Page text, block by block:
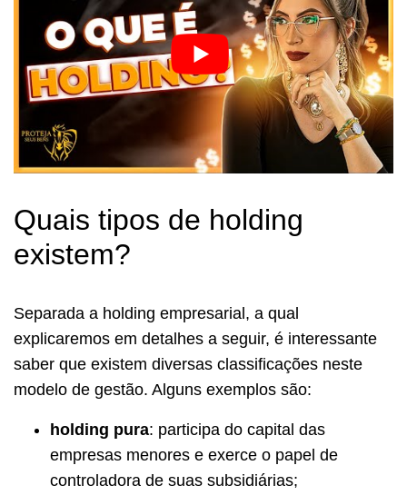
Quais tipos de holding
existem?
Separada a holding empresarial, a qual
explicaremos em detalhes a seguir, é interessante
saber que existem diversas classificações neste
modelo de gestão. Alguns exemplos são:
holding pura: participa do capital das
empresas menores e exerce o papel de
controladora de suas subsidiárias;